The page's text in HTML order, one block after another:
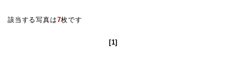
該当する写真は7枚です
[1]